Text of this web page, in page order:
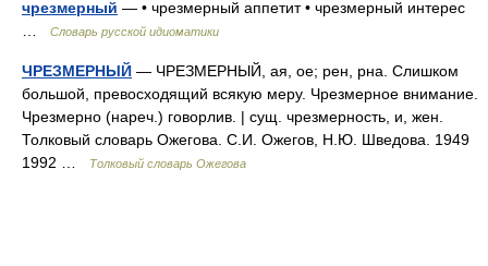
чрезмерный — • чрезмерный аппетит • чрезмерный интерес
Словарь русской идиоматики
ЧРЕЗМЕРНЫЙ — ЧРЕЗМЕРНЫЙ, ая, ое; рен, рна. Слишком
большой, превосходящий всякую меру. Чрезмерное внимание.
Чрезмерно (нареч.) говорлив. | сущ. чрезмерность, и, жен.
Толковый словарь Ожегова. С.И. Ожегов, Н.Ю. Шведова. 1949
1992 …
Толковый словарь Ожегова